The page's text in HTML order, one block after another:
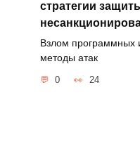
стратегии
Взлом программных
методы атак
0 24